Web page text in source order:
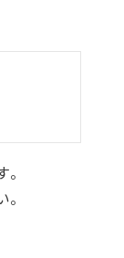
。
。